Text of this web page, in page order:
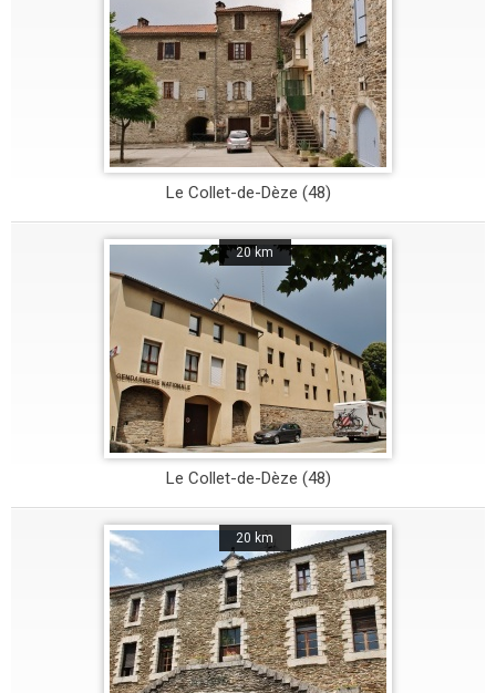
Le Collet-de-Dèze (48)
20 km
Le Collet-de-Dèze (48)
20 km